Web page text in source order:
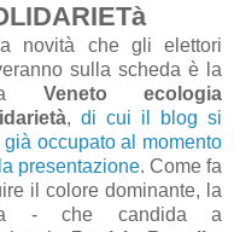
novità che gli elettori
sulla scheda è la
Veneto ecologia
, di cui il blog si
già occupato al momento
presentazione. Come fa
il colore dominante, la
- che candida a